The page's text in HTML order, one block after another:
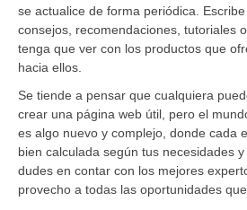
se actualice de forma periódica.
consejos, recomendaciones, tutoriales
tenga que ver con los productos que
hacia ellos.
Se tiende a pensar que cualquiera
crear una página web útil, pero el
es algo nuevo y complejo, donde cada
bien calculada según tus necesidades
dudes en contar con los mejores
provecho a todas las oportunidades